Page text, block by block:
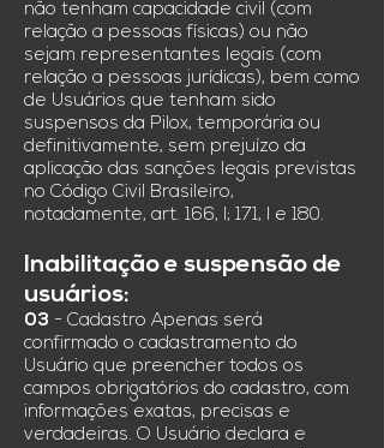
não tenham capacidade civil (com
relação a pessoas físicas) ou não
sejam representantes legais (com
relação a pessoas jurídicas), bem como
de Usuários que tenham sido
suspensos da Pilox, temporária ou
definitivamente, sem prejuízo da
aplicação das sanções legais previstas
no Código Civil Brasileiro,
notadamente, art. 166, I; 171, I e 180.
Inabilitação e suspensão de
usuários:
03 - Cadastro Apenas será
confirmado o cadastramento do
Usuário que preencher todos os
campos obrigatórios do cadastro, com
informações exatas, precisas e
verdadeiras. O Usuário declara e